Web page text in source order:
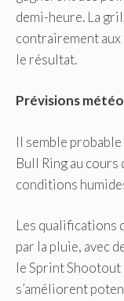
demi-heure. La
contrairement aux
le résultat.
Prévisions
Il semble
Bull Ring au cours
conditions
Les qualifications
par la pluie, avec
le Sprint Shootout
s’améliorent